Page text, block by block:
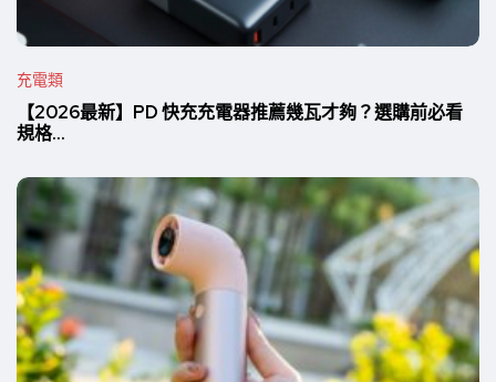
充電類
【2026最新】PD 快充充電器推薦幾瓦才夠？選購前必看
規格...